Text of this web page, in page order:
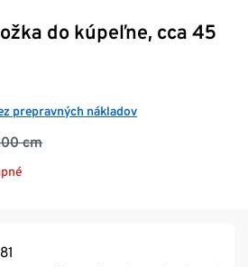
do kúpeľne, cca 45
prepravných nákladov
cm